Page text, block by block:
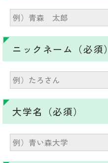
ニックネーム（必須）
大学名（必須）